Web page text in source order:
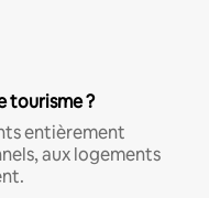
tourisme ?
entièrement
aux logements